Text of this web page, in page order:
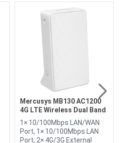
Mercusys MB130 AC1200
4G LTE Wireless Dual Band
Router
1× 10/100Mbps LAN/WAN
Port, 1× 10/100Mbps LAN
Port, 2× 4G/3G External